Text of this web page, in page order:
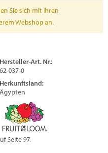
Sie sich mit Ihren
Webshop an.
Hersteller-Art. Nr.:
62-037-0
Herkunftsland:
Ägypten
Seite 97.